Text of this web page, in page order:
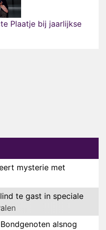
Plaatje bij jaarlijkse
mysterie met
te gast in speciale
alsnog